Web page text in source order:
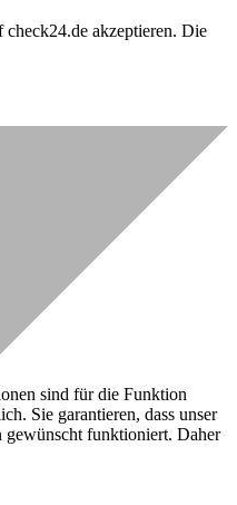
akzeptieren. Die
sind für die Funktion
Sie garantieren, dass unser
gewünscht funktioniert. Daher